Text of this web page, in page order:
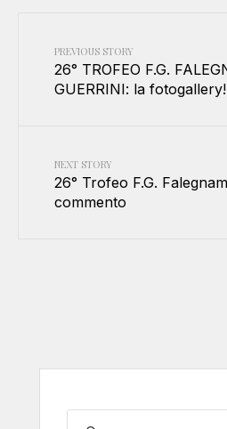
PREVIOUS STORY
26° TROFEO F.G.
GUERRINI: la fotogallery!
NEXT STORY
26° Trofeo F.G.
commento